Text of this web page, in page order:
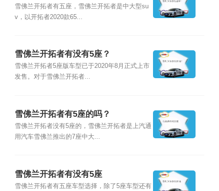
雪佛兰开拓者有五座，雪佛兰开拓者是中大型su
v，以开拓者2020款65...
雪佛兰开拓者有没有5座？
雪佛兰开拓者5座版车型已于2020年8月正式上市
发售。对于雪佛兰开拓者...
雪佛兰开拓者有5座的吗？
雪佛兰开拓者没有5座的，雪佛兰开拓者是上汽通
用汽车雪佛兰推出的7座中大...
雪佛兰开拓者有没有5座
雪佛兰开拓者有五座车型选择，除了5座车型还有